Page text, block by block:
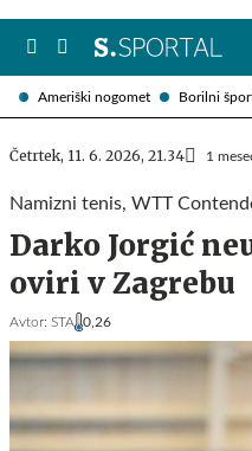
Ameriški nogomet Borilni
Četrtek, 11. 6. 2026, 21.34 1
Namizni tenis, WTT
Darko Jorgić
oviri v Zagrebu
Avtor: STA 0,26